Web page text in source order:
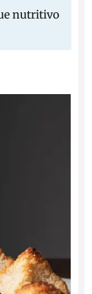
nutritivo